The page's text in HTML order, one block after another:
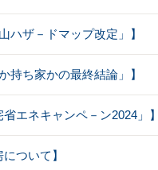
ハザ－ドマップ改定」】
持ち家かの最終結論」】
エネキャンペ－ン2024」】
ついて】